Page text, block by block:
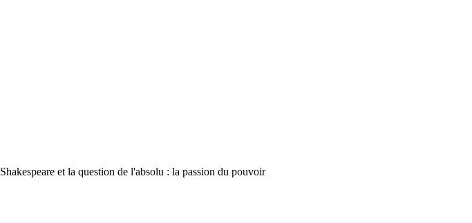
Shakespeare et la question de l'absolu : la passion du pouvoir